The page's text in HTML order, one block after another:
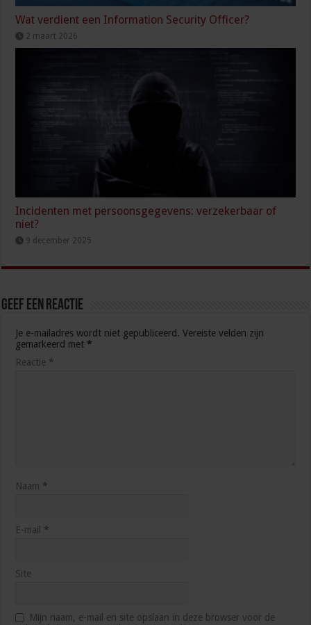
Wat verdient een Information Security Officer?
2 maart 2026
Incidenten met persoonsgegevens: verzekerbaar of
niet?
9 december 2025
Geef een reactie
Je e-mailadres wordt niet gepubliceerd. Vereiste velden zijn
gemarkeerd met *
Reactie *
Naam *
E-mail *
Site
Mijn naam, e-mail en site opslaan in deze browser voor de